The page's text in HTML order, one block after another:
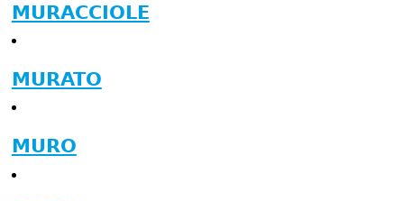
MURACCIOLE
MURATO
MURO